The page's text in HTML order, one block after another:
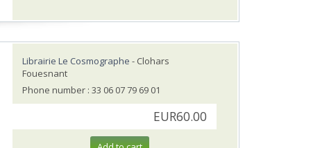
Librairie Le Cosmographe - Clohars
Fouesnant
Phone number : 33 06 07 79 69 01
EUR60.00